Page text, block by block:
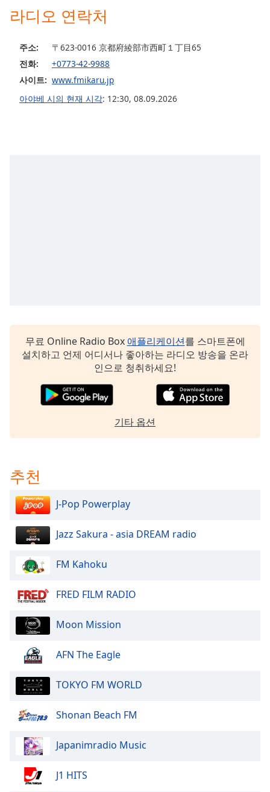
descriptions
selected
subtitles
modal
window.
Beginning
Escape
and
window.
Text
Opacity
Color
Opacity
Caption
Background
Color
라디오 연락처
주소:
〒623-0016 京都府綾部市西町１丁目65
전화:
+0773-42-9988
사이트: www.fmikaru.jp
아야베 시의 현재 시각: 12:30, 08.09.2026
무료 Online Radio Box 애플리케이션를 스마트폰에
설치하고 언제 어디서나 좋아하는 라디오 방송을 온라
인으로 청취하세요!
기타 옵션
추천
J-Pop Powerplay
Jazz Sakura - asia DREAM radio
FM Kahoku
FRED FILM RADIO
Moon Mission
AFN The Eagle
TOKYO FM WORLD
Shonan Beach FM
Japanimradio Music
J1 HITS